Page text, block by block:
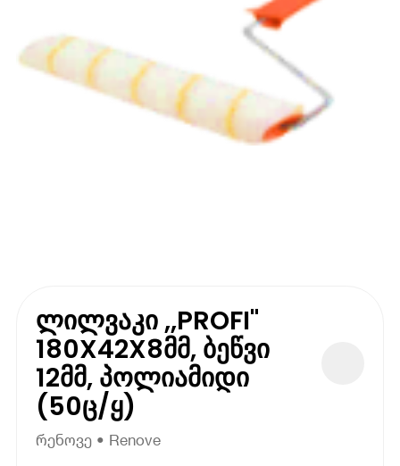
ლილვაკი ,,PROFI"
180X42X8მმ, ბეწვი
12მმ, პოლიამიდი
(50ც/ყ)
რენოვე • Renove